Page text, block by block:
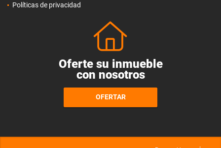
Políticas de privacidad
Oferte su inmueble
con nosotros
OFERTAR